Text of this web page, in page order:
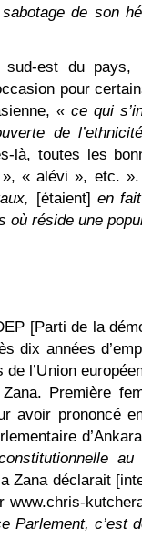
de son
sud-est du
pour
« ce qui
de l’ethnicité
là, toutes les
« alévi », etc.
[étaient]en
où réside une
[Parti de la
dix années
l’Union
Première
avoir prononcé
Zana déclarait
www.chris-
Parlement, c’est